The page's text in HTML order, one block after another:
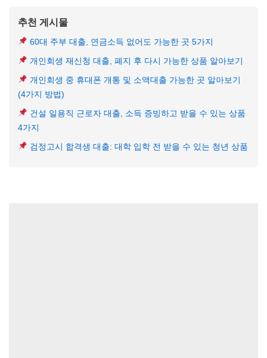
추천 게시물
60대 주부 대출, 연금소득 없어도 가능한 곳 5가지
개인회생 재신청 대출, 폐지 후 다시 가능한 상품 알아보기
개인회생 중 휴대폰 개통 및 소액대출 가능한 곳 알아보기
(4가지 방법)
건설 일용직 근로자 대출, 소득 증빙하고 받을 수 있는 상품
4가지
검정고시 합격생 대출: 대학 입학 전 받을 수 있는 청년 상품